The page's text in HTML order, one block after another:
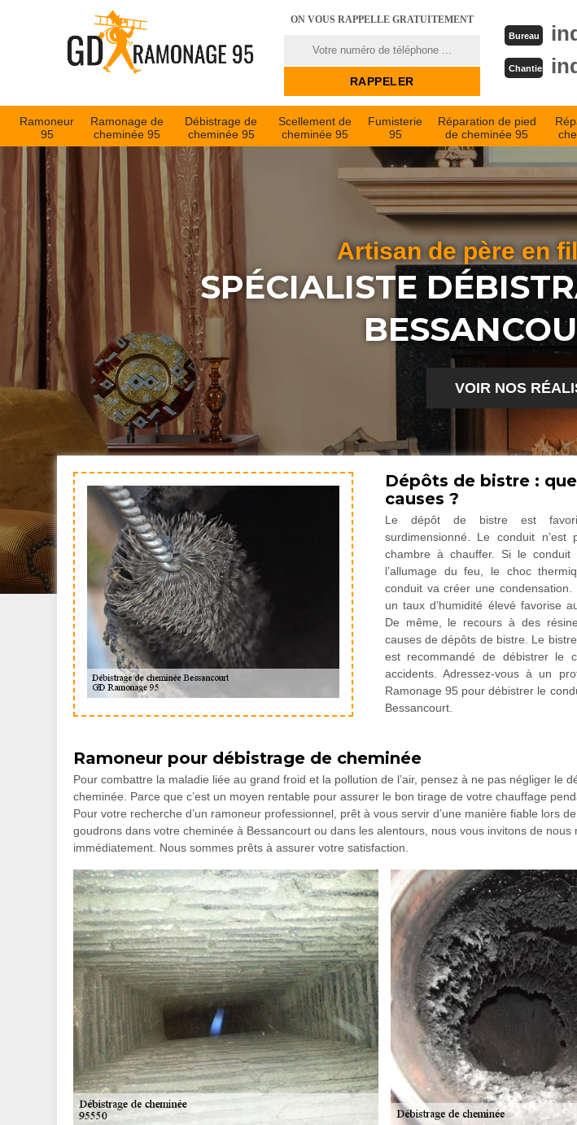
ON VOUS RAPPELLE GRATUITEMENT
Bureau
Chantier
Ramoneur
95
Ramonage de
cheminée 95
Débistrage de
cheminée 95
Scellement de
cheminée 95
Fumisterie
95
Réparation de pied
de cheminée 95
Artisan de père en
SPÉCIALISTE
VOIR NOS
Dépôts de bistre :
causes ?
Le dépôt de bistre est
surdimensionné. Le conduit n’est
chambre à chauffer. Si le
l’allumage du feu, le choc
conduit va créer une condensation.
un taux d’humidité élevé favorise
De même, le recours à des
causes de dépôts de bistre. Le
est recommandé de débistrer le
accidents. Adressez-vous à un
Ramonage 95 pour débistrer le
Bessancourt.
Ramoneur pour débistrage de cheminée
Pour combattre la maladie liée au grand froid et la pollution de l’air, pensez à ne pas négliger le
cheminée. Parce que c’est un moyen rentable pour assurer le bon tirage de votre chauffage
Pour votre recherche d’un ramoneur professionnel, prêt à vous servir d’une manière fiable lors
goudrons dans votre cheminée à Bessancourt ou dans les alentours, nous vous invitons de nous
immédiatement. Nous sommes prêts à assurer votre satisfaction.